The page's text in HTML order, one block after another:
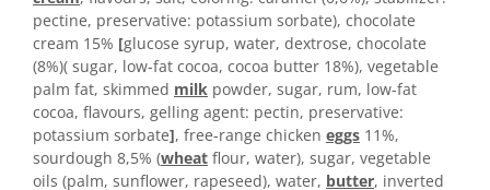
Vinuri Casa Isarescu
Accesorii Boromir
Dulciurile Feleacul
Glucoza
Halva
Nuga
pectine, preservative: potassium sorbate), chocolate
cream 15% [glucose syrup, water, dextrose, chocolate
(8%)( sugar, low-fat cocoa, cocoa butter 18%), vegetable
palm fat, skimmed milk powder, sugar, rum, low-fat
cocoa, flavours, gelling agent: pectin, preservative:
potassium sorbate], free-range chicken eggs 11%,
sourdough 8,5% (wheat flour, water), sugar, vegetable
oils (palm, sunflower, rapeseed), water, butter, inverted